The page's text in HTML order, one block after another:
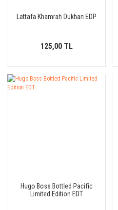
Lattafa Khamrah Dukhan EDP
125,00 TL
Hugo Boss Bottled Pacific
Limited Edition EDT